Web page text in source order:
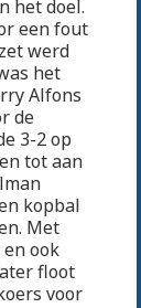
het doel.
een fout
werd
het
Alfons
de
3-2 op
tot aan
kopbal
Met
ook
floot
voor